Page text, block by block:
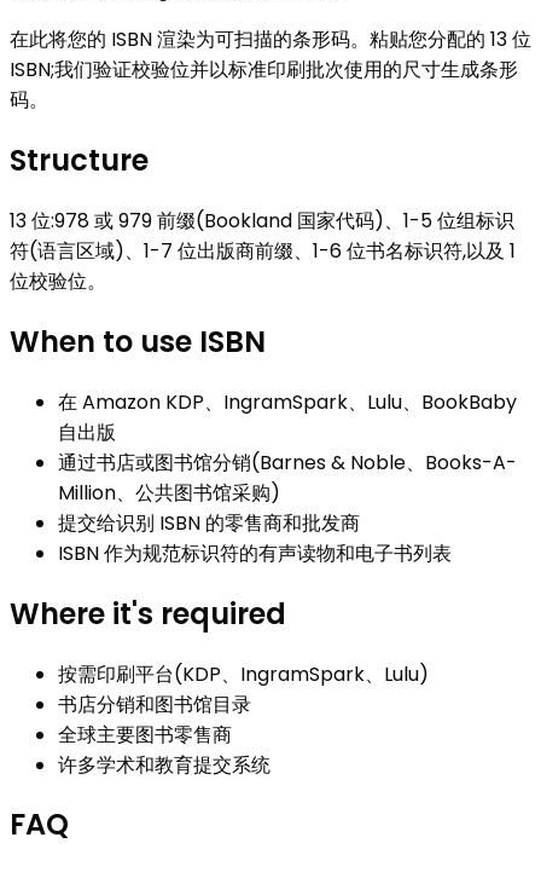
在此将您的 ISBN 渲染为可扫描的条形码。粘贴您分配的 13 位
ISBN;我们验证校验位并以标准印刷批次使用的尺寸生成条形
码。
Structure
13 位:978 或 979 前缀(Bookland 国家代码)、1-5 位组标识
符(语言区域)、1-7 位出版商前缀、1-6 位书名标识符,以及 1
位校验位。
When to use ISBN
在 Amazon KDP、IngramSpark、Lulu、BookBaby
自出版
通过书店或图书馆分销(Barnes & Noble、Books-A-
Million、公共图书馆采购)
提交给识别 ISBN 的零售商和批发商
ISBN 作为规范标识符的有声读物和电子书列表
Where it's required
按需印刷平台(KDP、IngramSpark、Lulu)
书店分销和图书馆目录
全球主要图书零售商
许多学术和教育提交系统
FAQ